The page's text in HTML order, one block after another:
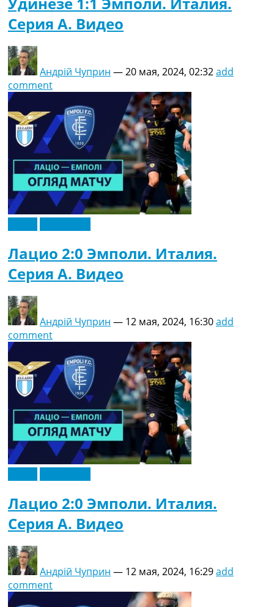
Серия A. Видео
Андрій Чуприн —20 мая, 2024, 02:32add
comment
Лацио 2:0 Эмполи. Италия.
Серия A. Видео
Андрій Чуприн — 12 мая, 2024, 16:30add
comment
Лацио 2:0 Эмполи. Италия.
Серия A. Видео
Андрій Чуприн — 12 мая, 2024, 16:29add
comment